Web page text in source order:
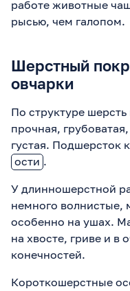
работе животные
рысью, чем галопом.
Шерстный
овчарки
По структуре
прочная,
густая. Подшерсток
ости .
У длинношерстной
немного волнистые,
особенно на ушах.
на хвосте, гриве и в
конечностей.
Короткошерстные